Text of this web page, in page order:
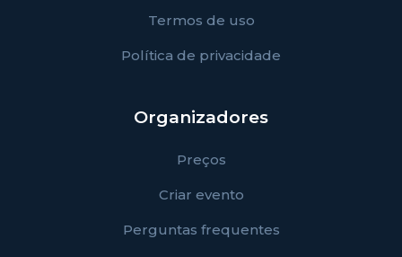
Termos de uso
Política de privacidade
Organizadores
Preços
Criar evento
Perguntas frequentes